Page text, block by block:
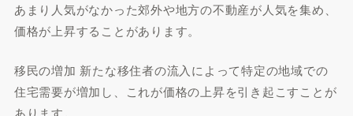
あまり人気がなかった郊外や地方の不動産が人気を集め、
価格が上昇することがあります。
移民の増加 新たな移住者の流入によって特定の地域での
住宅需要が増加し、これが価格の上昇を引き起こすことが
あります。